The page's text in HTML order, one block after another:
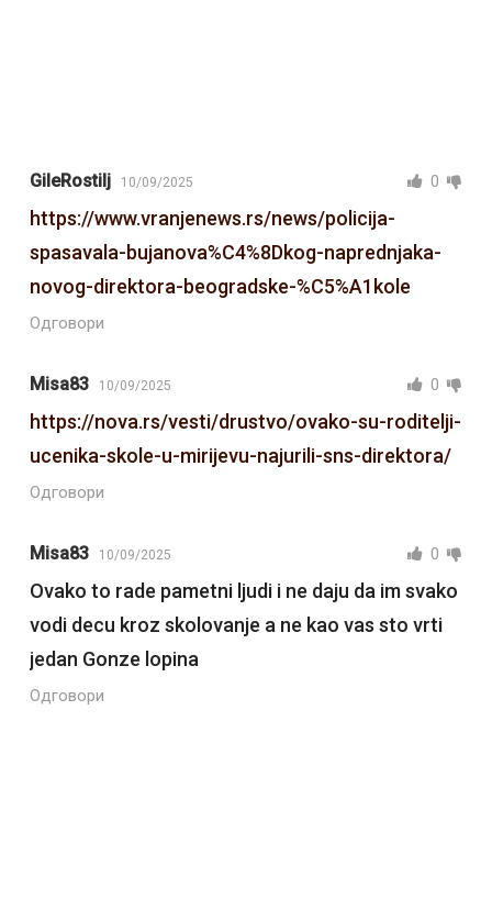
GileRostilj 10/09/2025 0
https://www.vranjenews.rs/news/policija-
spasavala-bujanova%C4%8Dkog-naprednjaka-
novog-direktora-beogradske-%C5%A1kole
Одговори
Misa83 10/09/2025 0
https://nova.rs/vesti/drustvo/ovako-su-roditelji-
ucenika-skole-u-mirijevu-najurili-sns-direktora/
Одговори
Misa83 10/09/2025 0
Ovako to rade pametni ljudi i ne daju da im svako
vodi decu kroz skolovanje a ne kao vas sto vrti
jedan Gonze lopina
Одговори